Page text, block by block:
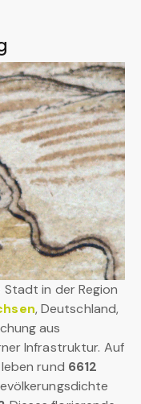
Stadt in der Region
, Deutschland,
aus
Infrastruktur. Auf
leben rund 6612